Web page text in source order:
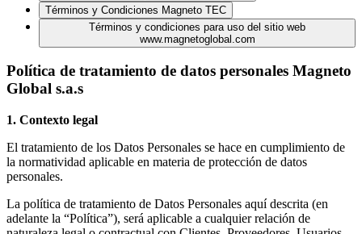
Términos y Condiciones Magneto TEC
Términos y condiciones para uso del sitio web
www.magnetoglobal.com
Política de tratamiento de datos personales Magneto
Global s.a.s
1. Contexto legal
El tratamiento de los Datos Personales se hace en cumplimiento de
la normatividad aplicable en materia de protección de datos
personales.
La política de tratamiento de Datos Personales aquí descrita (en
adelante la “Política”), será aplicable a cualquier relación de